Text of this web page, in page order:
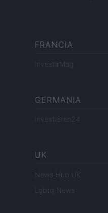
FRANCIA
InvestirMag
GERMANIA
Investieren24
UK
News Hub UK
Lgbtq News